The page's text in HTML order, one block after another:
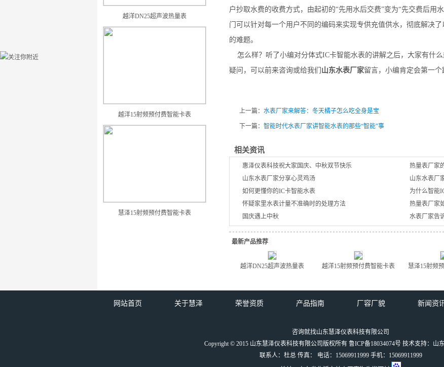
户抄取水费的收费方式，由起初的“先用水后交费”变为“先交费后用
门可以针对每一个用户不同的编码来实现专供充值供水，彻底解决
的难题。
怎么样？听了小编对分体式IC卡智能水表的讲解之后，大家有什
疑问，可以前来咨询或给我们 山东水表厂家留言，小编肯定会第一个
上一篇： 水表厂家来解答：冬天橘子怎么吃全身是宝
下一篇： 智能时代水表厂家讲智能水表的那些“智能”事
相关资讯
惠泽仪表科技祝大家国庆、中秋双节快乐
热量表厂家
山东水表厂家分享心灵鸡汤
山东水表厂
如何更懂你的IC卡智能水表
为什么智能
怀疑家里水表计量不准确时的处理方法
热量表厂家
国庆遇上中秋
水表厂家告
最新产品推荐
越洋DN25超声波热量表 越洋15射频预付费智能卡表 慧泽15射频
越洋DN25超声波热量表
越洋15射频预付费智能卡表
慧泽15射频预付费智能卡表
网站首页 关于慧泽 荣誉资质 产品指南 厂容厂貌 新闻资
咨询就找山东慧泽仪表科技有限公司
Copyright © 2015 山东慧泽仪表科技有限公司版权所有 鲁ICP备18034074号 技术支持： 山
联系人：杜总 传真： 电话：15069911999 手机：15069911999